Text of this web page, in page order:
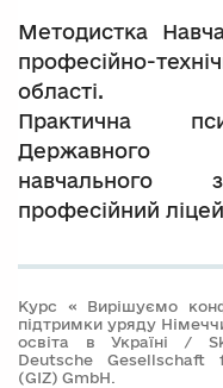
Методистка
професійно-
області.
Практична
Державного
навчального
професійний
Курс « Вирішуємо
підтримки уряду
освіта в Україні /
Deutsche Gesellschaft
(GIZ) GmbH.